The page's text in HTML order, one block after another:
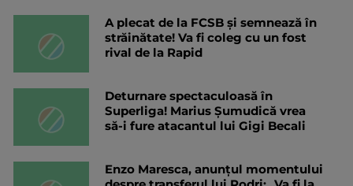
A plecat de la FCSB și semnează în
străinătate! Va fi coleg cu un fost
rival de la Rapid
Deturnare spectaculoasă în
Superliga! Marius Șumudică vrea
să-i fure atacantul lui Gigi Becali
Enzo Maresca, anunțul momentului